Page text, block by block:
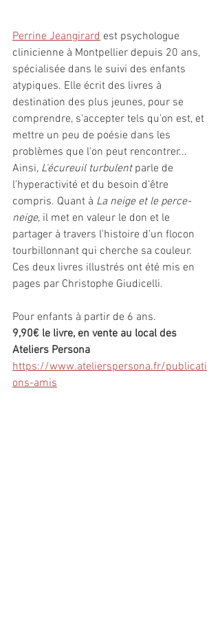
Perrine Jeangirard est psychologue
clinicienne à Montpellier depuis 20 ans,
spécialisée dans le suivi des enfants
atypiques. Elle écrit des livres à
destination des plus jeunes, pour se
comprendre, s'accepter tels qu'on est, et
mettre un peu de poésie dans les
problèmes que l'on peut rencontrer...
Ainsi, L'écureuil turbulent parle de
l’hyperactivité et du besoin d’être
compris. Quant à La neige et le perce-
neige, il met en valeur le don et le
partager à travers l'histoire d'un flocon
tourbillonnant qui cherche sa couleur.
Ces deux livres illustrés ont été mis en
pages par Christophe Giudicelli.
Pour enfants à partir de 6 ans.
9,90€ le livre, en vente au local des
Ateliers Persona
https://www.atelierspersona.fr/publicati
ons-amis